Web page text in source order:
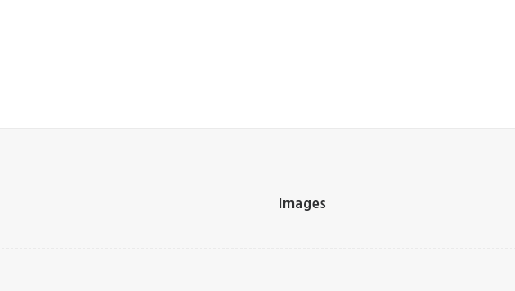
Images